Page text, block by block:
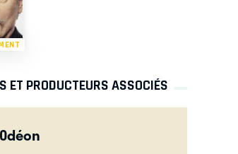
ET PRODUCTEURS ASSOCIÉS